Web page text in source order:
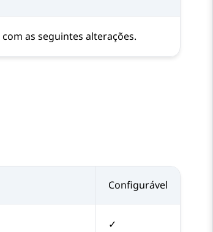
com as seguintes alterações.
Configurável
✓